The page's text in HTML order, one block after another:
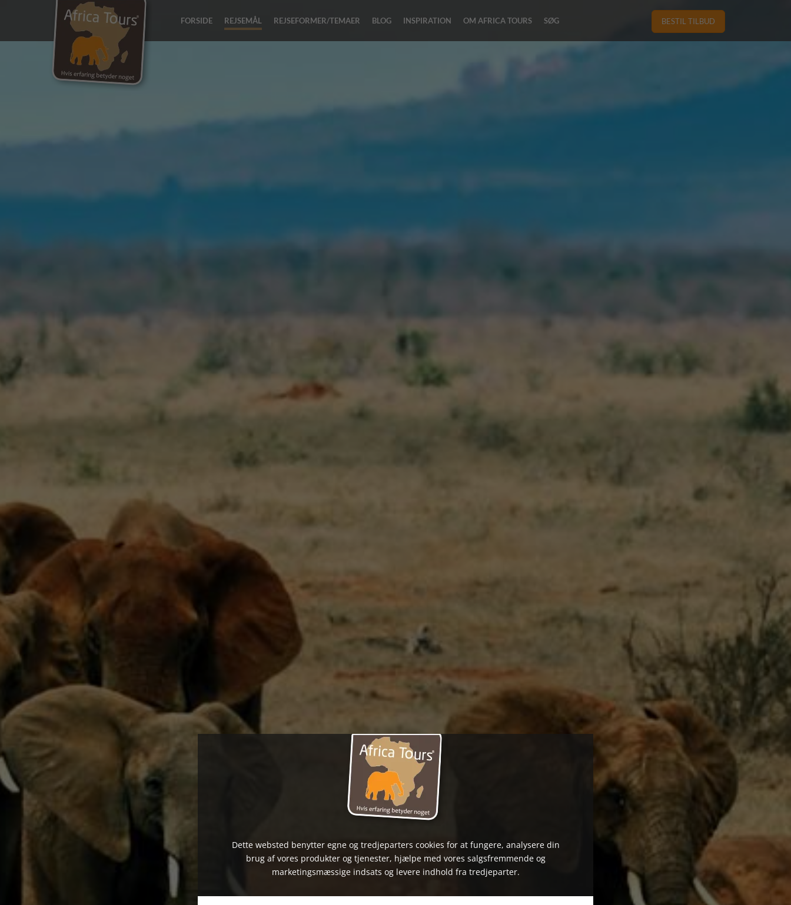
FORSIDE REJSEMÅL REJSEFORMER/TEMAER BLOG INSPIRATION OM AFRICA TOURS SØG BESTIL TILBUD
Dette websted benytter egne og tredjeparters cookies for at fungere, analysere din
brug af vores produkter og tjenester, hjælpe med vores salgsfremmende og
marketingsmæssige indsats og levere indhold fra tredjeparter.